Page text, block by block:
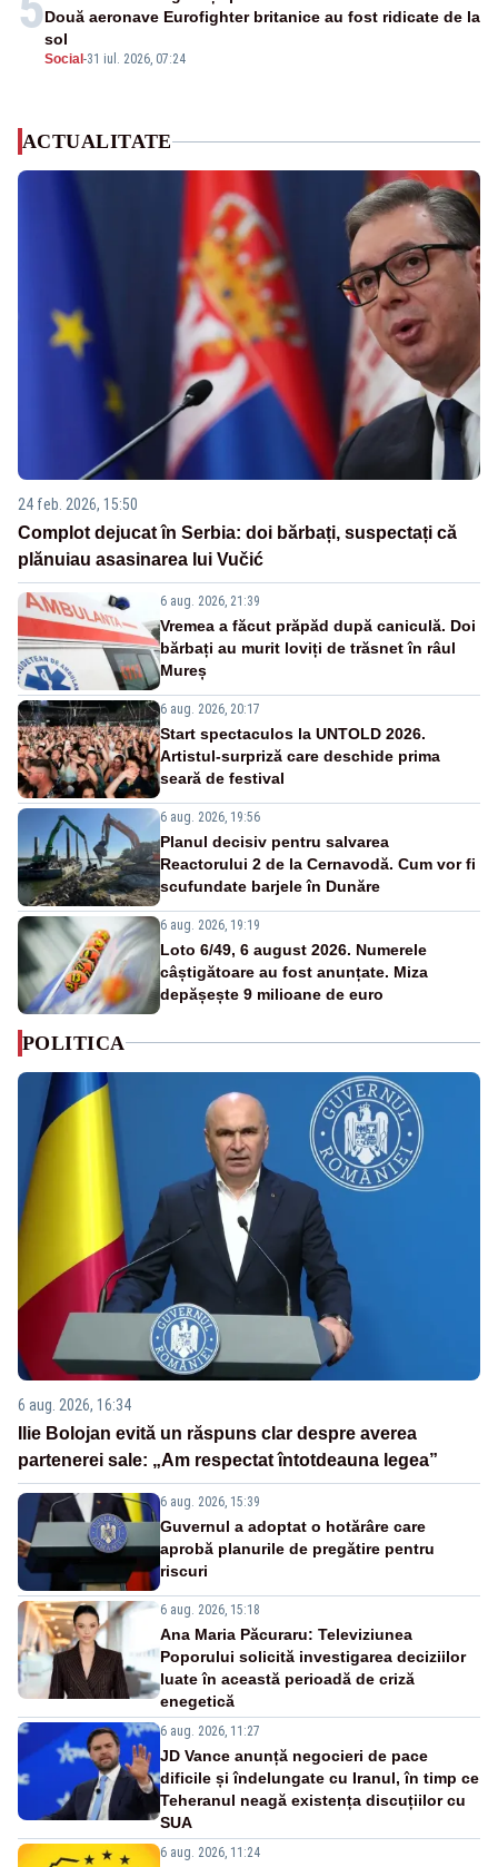
Social -31 iul. 2026, 07:24
Două aeronave Eurofighter britanice au fost ridicate de la
sol
ACTUALITATE
24 feb. 2026, 15:50
Complot dejucat în Serbia: doi bărbați, suspectați că
plănuiau asasinarea lui Vučić
6 aug. 2026, 21:39
Vremea a făcut prăpăd după caniculă. Doi
bărbați au murit loviți de trăsnet în râul
Mureș
6 aug. 2026, 20:17
Start spectaculos la UNTOLD 2026.
Artistul-surpriză care deschide prima
seară de festival
6 aug. 2026, 19:56
Planul decisiv pentru salvarea
Reactorului 2 de la Cernavodă. Cum vor fi
scufundate barjele în Dunăre
6 aug. 2026, 19:19
Loto 6/49, 6 august 2026. Numerele
câștigătoare au fost anunțate. Miza
depășește 9 milioane de euro
POLITICA
6 aug. 2026, 16:34
Ilie Bolojan evită un răspuns clar despre averea
partenerei sale: „Am respectat întotdeauna legea”
6 aug. 2026, 15:39
Guvernul a adoptat o hotărâre care
aprobă planurile de pregătire pentru
riscuri
6 aug. 2026, 15:18
Ana Maria Păcuraru: Televiziunea
Poporului solicită investigarea deciziilor
luate în această perioadă de criză
enegetică
6 aug. 2026, 11:27
JD Vance anunță negocieri de pace
dificile și îndelungate cu Iranul, în timp ce
Teheranul neagă existența discuțiilor cu
SUA
6 aug. 2026, 11:24